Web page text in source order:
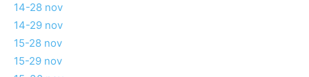
14-28 nov
14-29 nov
15-28 nov
15-29 nov